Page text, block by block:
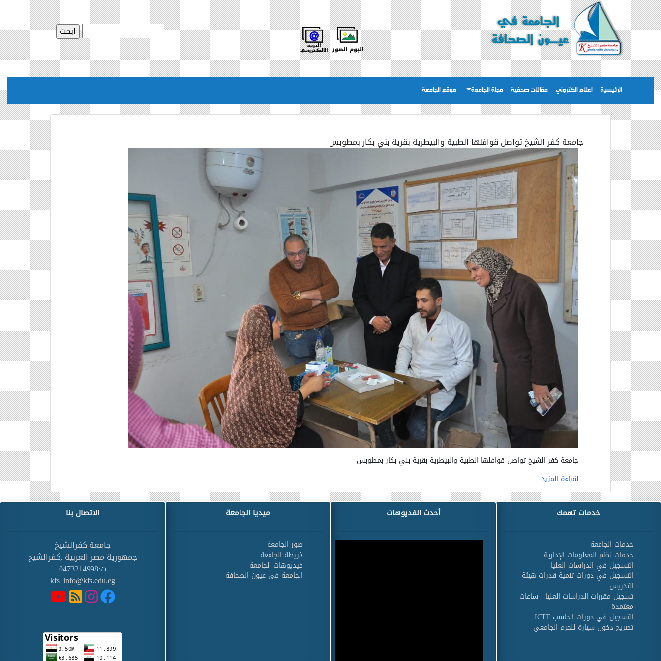
الرئيسية اعلام الكتروني مقالات صحفية مجلة الجامعة موقع الجامعة
جامعة كفر الشيخ تواصل قوافلها الطبية والبيطرية بقرية بني بكار بمطوبس
جامعة كفر الشيخ تواصل قوافلها الطبية والبيطرية بقرية بني بكار بمطوبس
لقراءة المزيد
خدمات تهمك
خدمات الجامعة
خدمات نظم المعلومات الإدارية
التسجيل في الدراسات العليا
التسجيل في دورات تنمية قدرات هيئة
التدريس
تسجيل مقررات الدراسات العليا - ساعات
معتمدة
التسجيل في دورات الحاسب ICTT
تصريح دخول سيارة للحرم الجامعي
أحدث الفديوهات ميديا الجامعة
صور الجامعة
خريطة الجامعة
فيديوهات الجامعة
الجامعة فى عيون الصحافة
الاتصال بنا
جامعة كفرالشيخ
جمهورية مصر العربية ,كفرالشيخ
ت:0473214998
kfs_info@kfs.edu.eg